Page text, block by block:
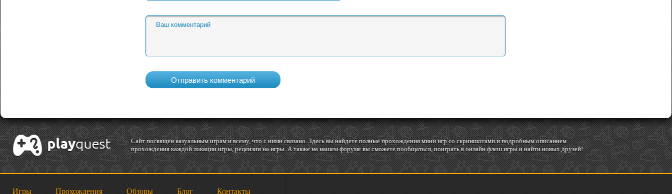
Cайт посвящен казуальным играм и всему, что с ними связано. Здесь вы найдете полные прохождения мини игр со скриншотами и подробным описанием
прохождения каждой локации игры, рецензии на игры. А также на нашем форуме вы сможете пообщаться, поиграть в онлайн флеш игры и найти новых друзей!
Игры Прохождения Обзоры Блог Контакты